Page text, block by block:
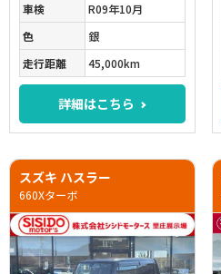
車検
R09年10月
色
銀
走行距離
45,000km
詳細はこちら
スズキ ハスラー
660Xターボ